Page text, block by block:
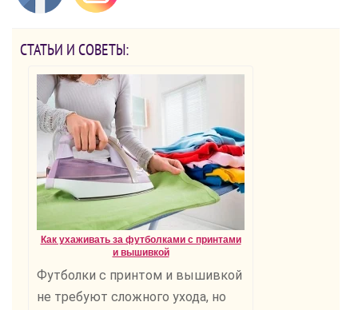
СТАТЬИ И СОВЕТЫ:
Как ухаживать за футболками с принтами
и вышивкой
Футболки с принтом и вышивкой
не требуют сложного ухода, но